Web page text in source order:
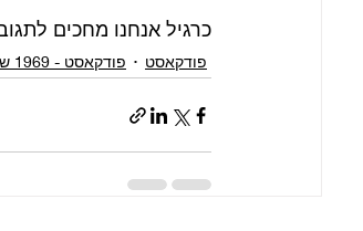
כרגיל אנחנו מחכים
פודקאסט פודקאסט - 1969 של הביטלס